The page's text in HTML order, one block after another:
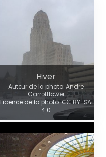
Hiver
Auteur de la photo: Andre
Carrotflower
Licence de la photo: CC BY-SA
4.0